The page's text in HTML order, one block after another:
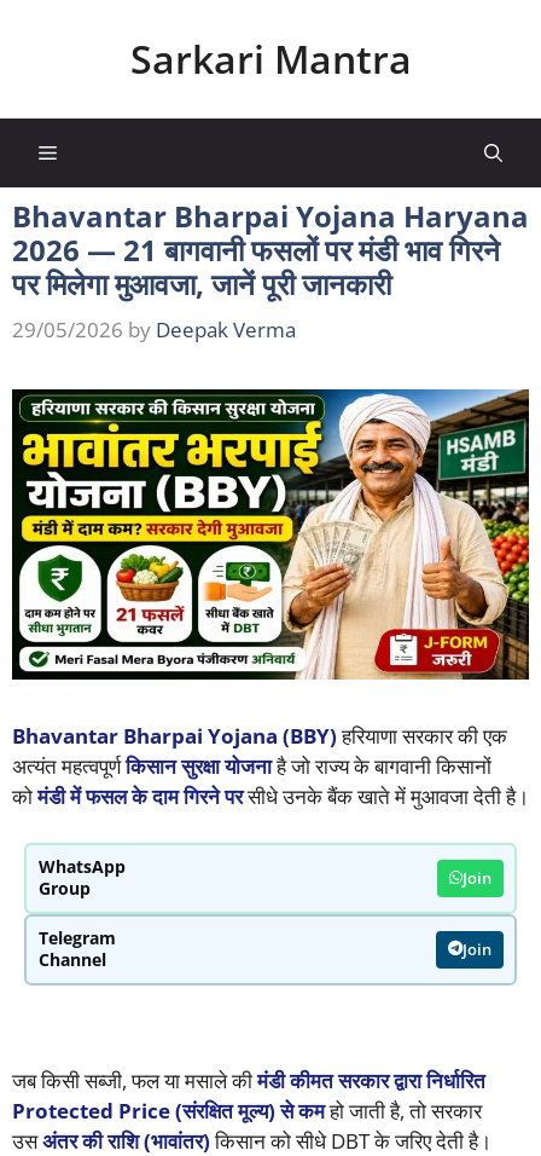
Sarkari Mantra
Menu
Bhavantar Bharpai Yojana Haryana
2026 — 21 बागवानी फसलों पर मंडी भाव गिरने
पर मिलेगा मुआवजा, जानें पूरी जानकारी
29/05/2026 by Deepak Verma
Bhavantar Bharpai Yojana (BBY)हरियाणा सरकार की एक
अत्यंत महत्वपूर्णकिसान सुरक्षा योजनाहै जो राज्य के बागवानी किसानों
कोमंडी में फसल के दाम गिरने परसीधे उनके बैंक खाते में मुआवजा देती है।
WhatsApp
Group
Join
Telegram
Channel
Join
जब किसी सब्जी, फल या मसाले कीमंडी कीमत सरकार द्वारा निर्धारित
Protected Price (संरक्षित मूल्य) से कमहो जाती है, तो सरकार
उसअंतर की राशि (भावांतर)किसान को सीधे DBT के जरिए देती है।